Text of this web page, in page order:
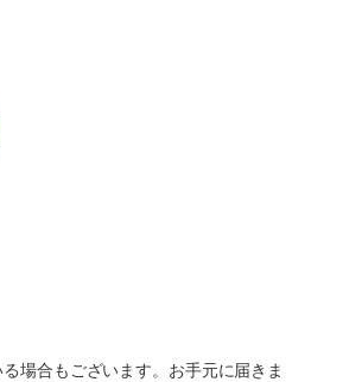
場合もございます。お手元に届きま